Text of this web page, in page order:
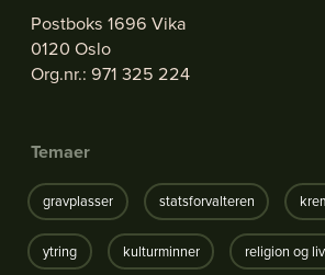
Postboks 1696 Vika
0120 Oslo
Org.nr.: 971 325 224
Temaer
gravplasser statsforvalteren
ytring kulturminner religion og